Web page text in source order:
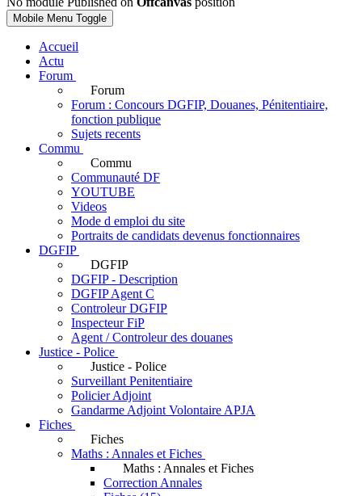
Mobile Menu Toggle
Accueil
Actu
Forum
Forum
Forum : Concours DGFIP, Douanes, Pénitentiaire,
fonction publique
Sujets recents
Commu
Commu
Communauté DF
YOUTUBE
Videos
Mode d emploi du site
Portraits de candidats devenus fonctionnaires
DGFIP
DGFIP
DGFIP - Description
DGFIP Agent C
Controleur DGFIP
Inspecteur FiP
Agent / Controleur des douanes
Justice - Police
Justice - Police
Surveillant Penitentiaire
Policier Adjoint
Gandarme Adjoint Volontaire APJA
Fiches
Fiches
Maths : Annales et Fiches
Maths : Annales et Fiches
Correction Annales